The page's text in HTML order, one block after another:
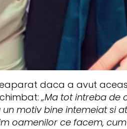
daca a avut
„Ma tot intreba de
motiv bine intemeiat si
oamenilor ce facem,